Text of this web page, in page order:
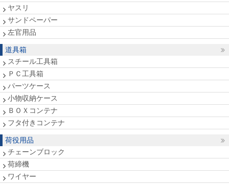
ヤスリ
サンドペーパー
左官用品
道具箱
スチール工具箱
ＰＣ工具箱
パーツケース
小物収納ケース
ＢＯＸコンテナ
フタ付きコンテナ
荷役用品
チェーンブロック
荷締機
ワイヤー